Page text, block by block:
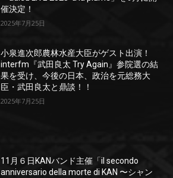
催決定！
2025年7月25日
小泉進次郎農林水産大臣がゲスト出演！
interfm『武田良太 Try Again』参院選の結
果を受け、今後の日本、政治を元総務大
臣・武田良太と鼎談！！
2025年7月25日
11月６日KANバンド主催「il secondo
anniversario della morte di KAN 〜シャン